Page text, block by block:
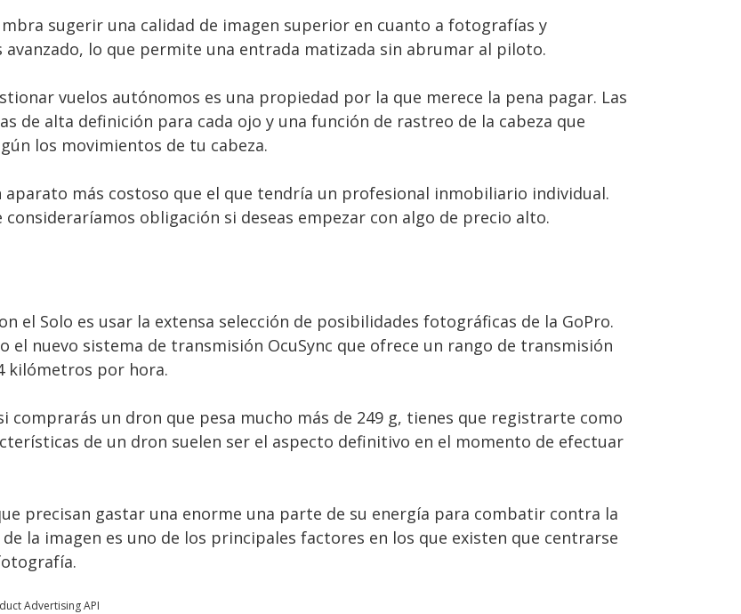
sugerir una calidad de imagen superior en cuanto a fotografías y
lo que permite una entrada matizada sin abrumar al piloto.
vuelos autónomos es una propiedad por la que merece la pena pagar. Las
de alta definición para cada ojo y una función de rastreo de la cabeza que
los movimientos de tu cabeza.
más costoso que el que tendría un profesional inmobiliario individual.
obligación si deseas empezar con algo de precio alto.
el Solo es usar la extensa selección de posibilidades fotográficas de la GoPro.
el nuevo sistema de transmisión OcuSync que ofrece un rango de transmisión
kilómetros por hora.
comprarás un dron que pesa mucho más de 249 g, tienes que registrarte como
de un dron suelen ser el aspecto definitivo en el momento de efectuar
precisan gastar una enorme una parte de su energía para combatir contra la
la imagen es uno de los principales factores en los que existen que centrarse
Advertising API